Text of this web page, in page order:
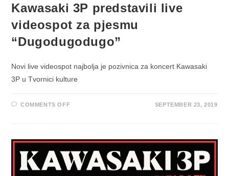
Kawasaki 3P predstavili live
videospot za pjesmu
“Dugodugodugo”
Novi live videospot najbolja je pozivnica za koncert Kawasaki
3P u Tvornici kulture
COMMENTS OFFON
ZA
PJESMU
“DUGODUGODUGO”
SEPTEMBER 23, 2019